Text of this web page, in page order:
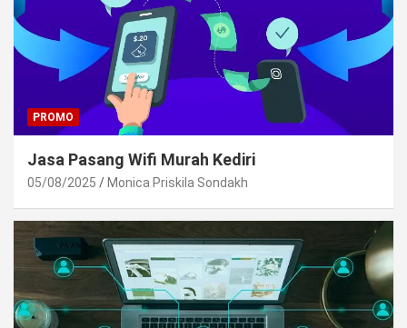
PROMO
Jasa Pasang Wifi Murah Kediri
05/08/2025 Monica Priskila Sondakh